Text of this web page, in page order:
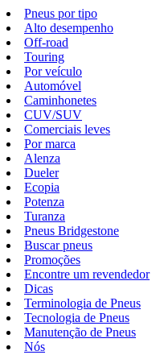
Pneus por tipo
Alto desempenho
Off-road
Touring
Por veículo
Automóvel
Caminhonetes
CUV/SUV
Comerciais leves
Por marca
Alenza
Dueler
Ecopia
Potenza
Turanza
Pneus Bridgestone
Buscar pneus
Promoções
Encontre um revendedor
Dicas
Terminologia de Pneus
Tecnologia de Pneus
Manutenção de Pneus
Nós